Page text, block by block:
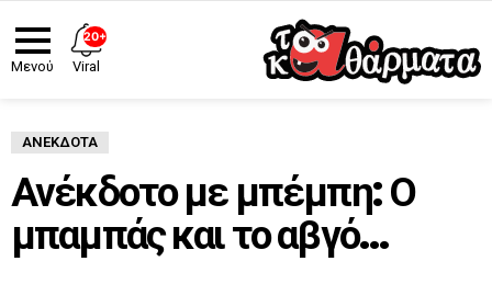
Μενού
ΑΝΈΚΔΟΤΑ
Ανέκδοτο με μπέμπη: Ο
μπαμπάς και το αβγό…
20+
Viral